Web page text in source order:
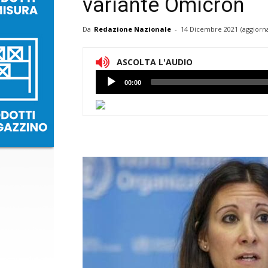
variante Omicron
Da Redazione Nazionale - 14 Dicembre 2021
ASCOLTA L'AUDIO
Lettore
Audio
00:00